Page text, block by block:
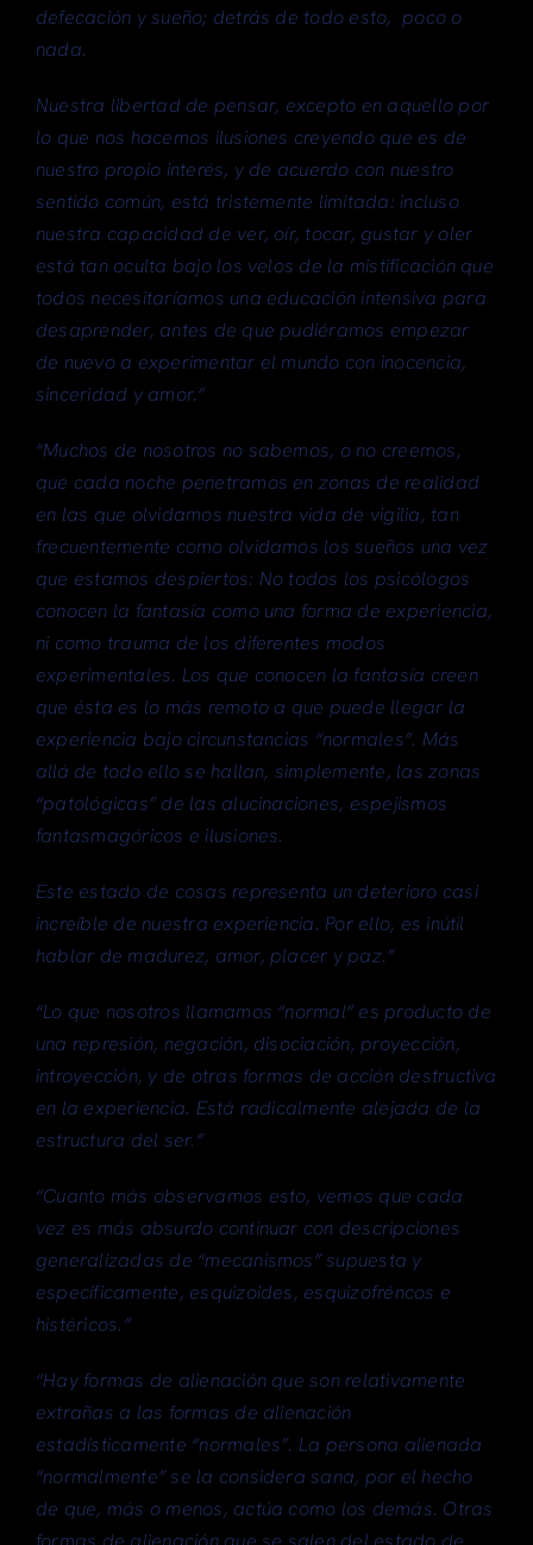
defecación y sueño; detrás de todo esto, poco o
nada.
Nuestra libertad de pensar, excepto en aquello por
lo que nos hacemos ilusiones creyendo que es de
nuestro propio interés, y de acuerdo con nuestro
sentido común, está tristemente limitada: incluso
nuestra capacidad de ver, oír, tocar, gustar y oler
está tan oculta bajo los velos de la mistificación que
todos necesitaríamos una educación intensiva para
desaprender, antes de que pudiéramos empezar
de nuevo a experimentar el mundo con inocencia,
sinceridad y amor.”
“Muchos de nosotros no sabemos, o no creemos,
que cada noche penetramos en zonas de realidad
en las que olvidamos nuestra vida de vigilia, tan
frecuentemente como olvidamos los sueños una vez
que estamos despiertos: No todos los psicólogos
conocen la fantasía como una forma de experiencia,
ni como trauma de los diferentes modos
experimentales. Los que conocen la fantasía creen
que ésta es lo más remoto a que puede llegar la
experiencia bajo circunstancias “normales”. Más
allá de todo ello se hallan, simplemente, las zonas
“patológicas” de las alucinaciones, espejismos
fantasmagóricos e ilusiones.
Este estado de cosas representa un deterioro casi
increíble de nuestra experiencia. Por ello, es inútil
hablar de madurez, amor, placer y paz.”
“Lo que nosotros llamamos “normal” es producto de
una represión, negación, disociación, proyección,
introyección, y de otras formas de acción destructiva
en la experiencia. Está radicalmente alejada de la
estructura del ser.”
“Cuanto más observamos esto, vemos que cada
vez es más absurdo continuar con descripciones
generalizadas de “mecanismos” supuesta y
específicamente, esquizoides, esquizofréncos e
histéricos.”
“Hay formas de alienación que son relativamente
extrañas a las formas de alienación
estadísticamente “normales”. La persona alienada
“normalmente” se la considera sana, por el hecho
de que, más o menos, actúa como los demás. Otras